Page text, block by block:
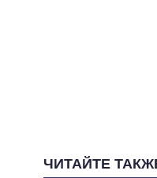
ЧИТАЙТЕ